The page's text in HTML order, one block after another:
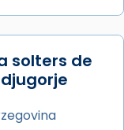
solters de